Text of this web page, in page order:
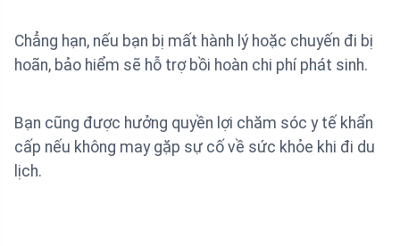
Chẳng hạn, nếu bạn bị mất hành lý hoặc chuyến đi bị
hoãn, bảo hiểm sẽ hỗ trợ bồi hoàn chi phí phát sinh.
Bạn cũng được hưởng quyền lợi chăm sóc y tế khẩn
cấp nếu không may gặp sự cố về sức khỏe khi đi du
lịch.